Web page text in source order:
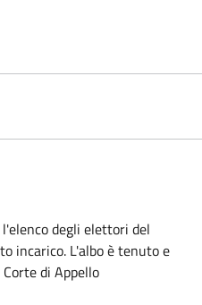
degli elettori del
incarico. L'albo è tenuto e
di Appello